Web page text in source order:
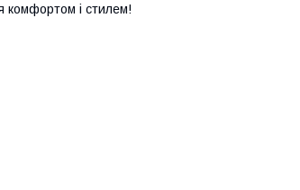
комфортом і стилем!